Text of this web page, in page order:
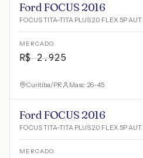
Ford FOCUS 2016
FOCUS TITA-TITA PLUS 2.0 FLEX 5P AUT.
MERCADO
R$2.925
Curitiba/PR Masc · 26-45
Ford FOCUS 2016
FOCUS TITA-TITA PLUS 2.0 FLEX 5P AUT.
MERCADO